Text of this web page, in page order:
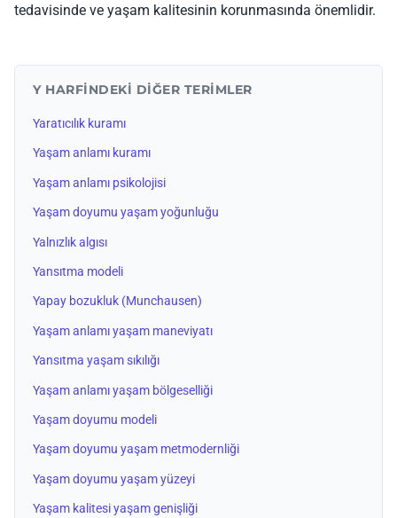
tedavisinde ve yaşam kalitesinin korunmasında önemlidir.
Y HARFINDEKI DIĞER TERIMLER
Yaratıcılık kuramı
Yaşam anlamı kuramı
Yaşam anlamı psikolojisi
Yaşam doyumu yaşam yoğunluğu
Yalnızlık algısı
Yansıtma modeli
Yapay bozukluk (Munchausen)
Yaşam anlamı yaşam maneviyatı
Yansıtma yaşam sıkılığı
Yaşam anlamı yaşam bölgeselliği
Yaşam doyumu modeli
Yaşam doyumu yaşam metmodernliği
Yaşam doyumu yaşam yüzeyi
Yaşam kalitesi yaşam genişliği